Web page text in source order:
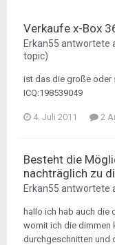
Verkaufe x-Box
Erkan55 antwortete
topic)
ist das die große oder
ICQ:198539049
4. Juli 2011 2
Besteht die
nachträglich zu
Erkan55 antwortete
hallo ich hab auch die
womit ich die dimmen
durchgeschnitten und